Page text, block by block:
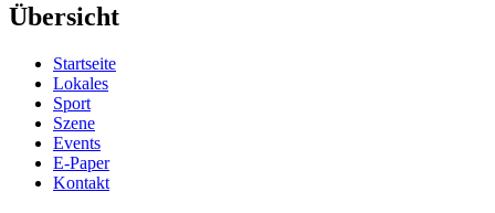
Übersicht
Startseite
Lokales
Sport
Szene
Events
E-Paper
Kontakt